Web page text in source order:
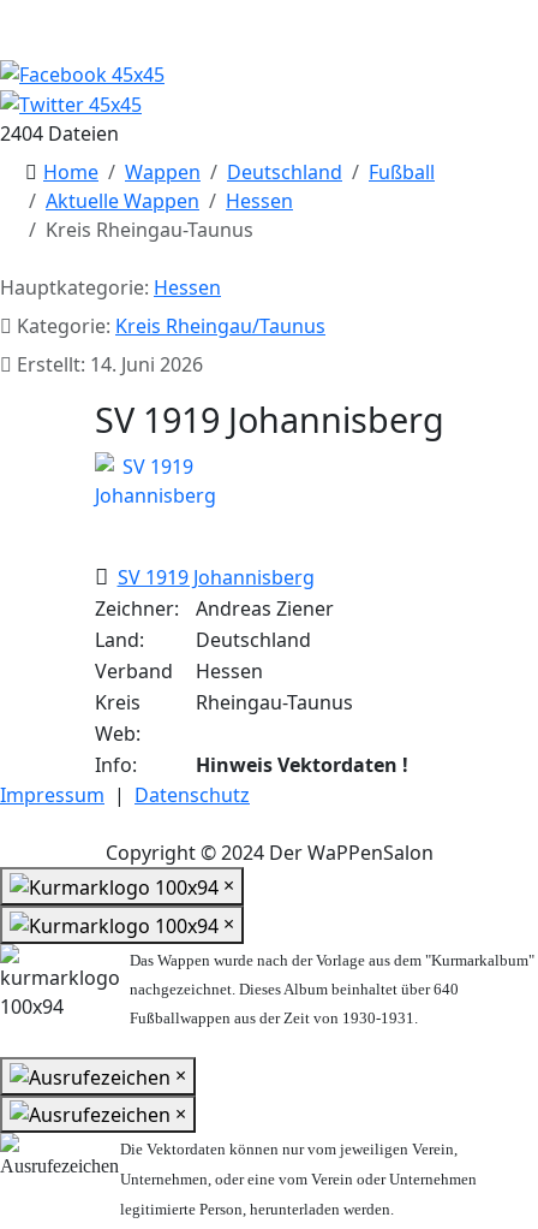
2404 Dateien
Home
Wappen Deutschland
Fußball
Aktuelle Wappen
Hessen
Kreis Rheingau-Taunus
Hauptkategorie: Hessen
Kategorie: Kreis Rheingau/Taunus
Erstellt: 14. Juni 2026
SV 1919 Johannisberg
SV 1919 Johannisberg
Zeichner:
Andreas Ziener
Land:
Deutschland
Verband
Hessen
Kreis
Rheingau-Taunus
Web:
Info:
Hinweis Vektordaten !
Impressum | Datenschutz
Copyright © 2024 Der WaPPenSalon
×
×
Das Wappen wurde nach der Vorlage aus dem "Kurmarkalbum"
nachgezeichnet. Dieses Album beinhaltet über 640
Fußballwappen aus der Zeit von 1930-1931.
×
×
Die Vektordaten können nur vom jeweiligen Verein,
Unternehmen, oder eine vom Verein oder Unternehmen
legitimierte Person, herunterladen werden.